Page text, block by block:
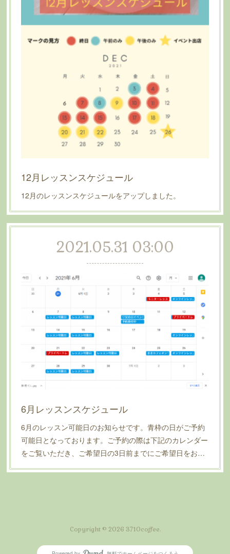
12月レッスンスケジュール
12月のレッスンスケジュールをアップしました。
2021.05.31 03:00
6月レッスンスケジュール
6月のレッスン可能日のお知らせです。青枠の日がご予約
可能日となっております。ご予約の際は下記のカレンダー
をご覧いただき、ご希望日の3日前までにご希望日をお…
Copyright © 2026 3710coffee.